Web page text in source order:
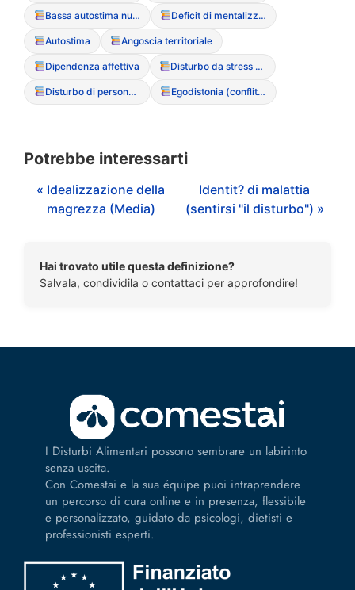
Bassa autostima nucleare Deficit di mentalizzazione
Autostima Angoscia territoriale
Dipendenza affettiva Disturbo da stress post-traumatico (PTSD)
Disturbo di personalit? evitante Egodistonia (conflitto con i propri sintomi)
Potrebbe interessarti
« Idealizzazione della
magrezza (Media)
Identit? di malattia
(sentirsi "il disturbo") »
Hai trovato utile questa definizione?
Salvala, condividila o contattaci per approfondire!
I Disturbi Alimentari possono sembrare un labirinto
senza uscita.
Con Comestai e la sua équipe puoi intraprendere
un percorso di cura online e in presenza, flessibile
e personalizzato, guidato da psicologi, dietisti e
professionisti esperti.